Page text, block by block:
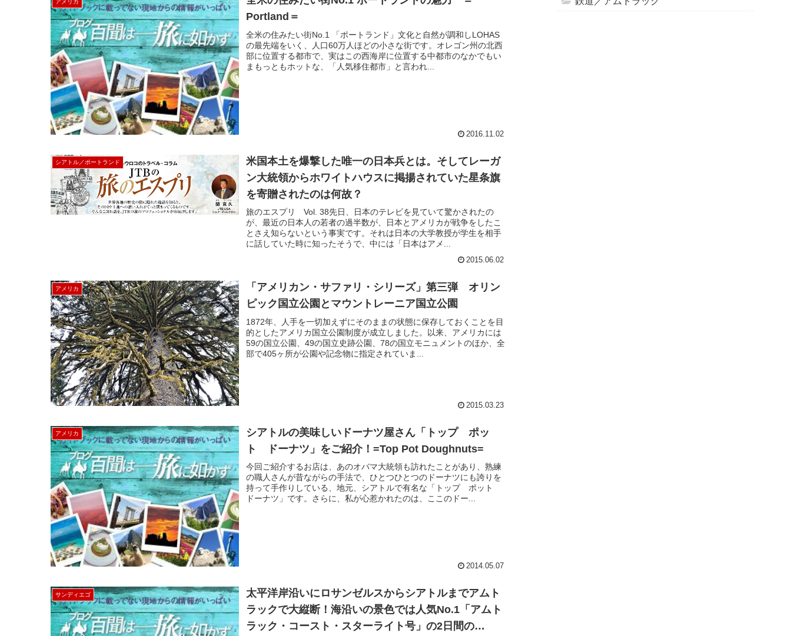
アメリカ
Portland＝
全米の住みたい街No.1 「ポートランド」文化と自然が調和しLOHAS
の最先端をいく、人口60万人ほどの小さな街です。オレゴン州の北西
部に位置する都市で、実はこの西海岸に位置する中都市のなかでもい
まもっともホットな、「人気移住都市」と言われ...
2016.11.02
シアトル／ポートランド
米国本土を爆撃した唯一の日本兵とは。そしてレーガ
ン大統領からホワイトハウスに掲揚されていた星条旗
を寄贈されたのは何故？
旅のエスプリ Vol. 38先日、日本のテレビを見ていて驚かされたの
が、最近の日本人の若者の過半数が、日本とアメリカが戦争をしたこ
とさえ知らないという事実です。それは日本の大学教授が学生を相手
に話していた時に知ったそうで、中には「日本はアメ...
2015.06.02
アメリカ
「アメリカン・サファリ・シリーズ」第三弾 オリン
ピック国立公園とマウントレーニア国立公園
1872年、人手を一切加えずにそのままの状態に保存しておくことを目
的としたアメリカ国立公園制度が成立しました。以来、アメリカには
59の国立公園、49の国立史跡公園、78の国立モニュメントのほか、全
部で405ヶ所が公園や記念物に指定されていま...
2015.03.23
アメリカ
シアトルの美味しいドーナツ屋さん「トップ ポッ
ト ドーナツ」をご紹介！=Top Pot Doughnuts=
今回ご紹介するお店は、あのオバマ大統領も訪れたことがあり、熟練
の職人さんが昔ながらの手法で、ひとつひとつのドーナツにも誇りを
持って手作りしている、地元、シアトルで有名な「トップ ポット
ドーナツ」です。さらに、私が心惹かれたのは、ここのドー...
2014.05.07
サンディエゴ
太平洋岸沿いにロサンゼルスからシアトルまでアムト
ラックで大縦断！海沿いの景色では人気No.1「アムト
ラック・コースト・スターライト号」の2日間の